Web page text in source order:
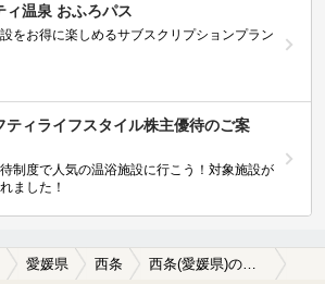
ィ温泉 おふろパス
をお得に楽しめるサブスクリプションプラン
ティライフスタイル株主優待のご案
制度で人気の温浴施設に行こう！対象施設が
ました！
愛媛県 西条